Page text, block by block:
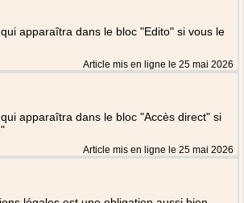
apparaîtra dans le bloc "Edito" si vous le
Article mis en ligne le 25 mai 2026
apparaîtra dans le bloc "Accès direct" si
Article mis en ligne le 25 mai 2026